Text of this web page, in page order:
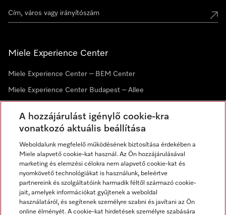
Miele Experience Center
Miele Experience Center – BEM Center
Miele Experience Center Budapest – Allee
Hírlevél
A hozzájárulást igénylő cookie-kra
vonatkozó aktuális beállítása
Weboldalunk megfelelő működésének biztosítása érdekében a
Miele alapvető cookie-kat használ. Az Ön hozzájárulásával
marketing és elemzési célokra nem alapvető cookie-kat és
nyomkövető technológiákat is használunk, beleértve
partnereink és szolgáltatóink harmadik féltől származó cookie-
jait, amelyek információkat gyűjtenek a weboldal
használatáról, és segítenek személyre szabni és javítani az Ön
online élményét. A cookie-kat hirdetések személyre szabására